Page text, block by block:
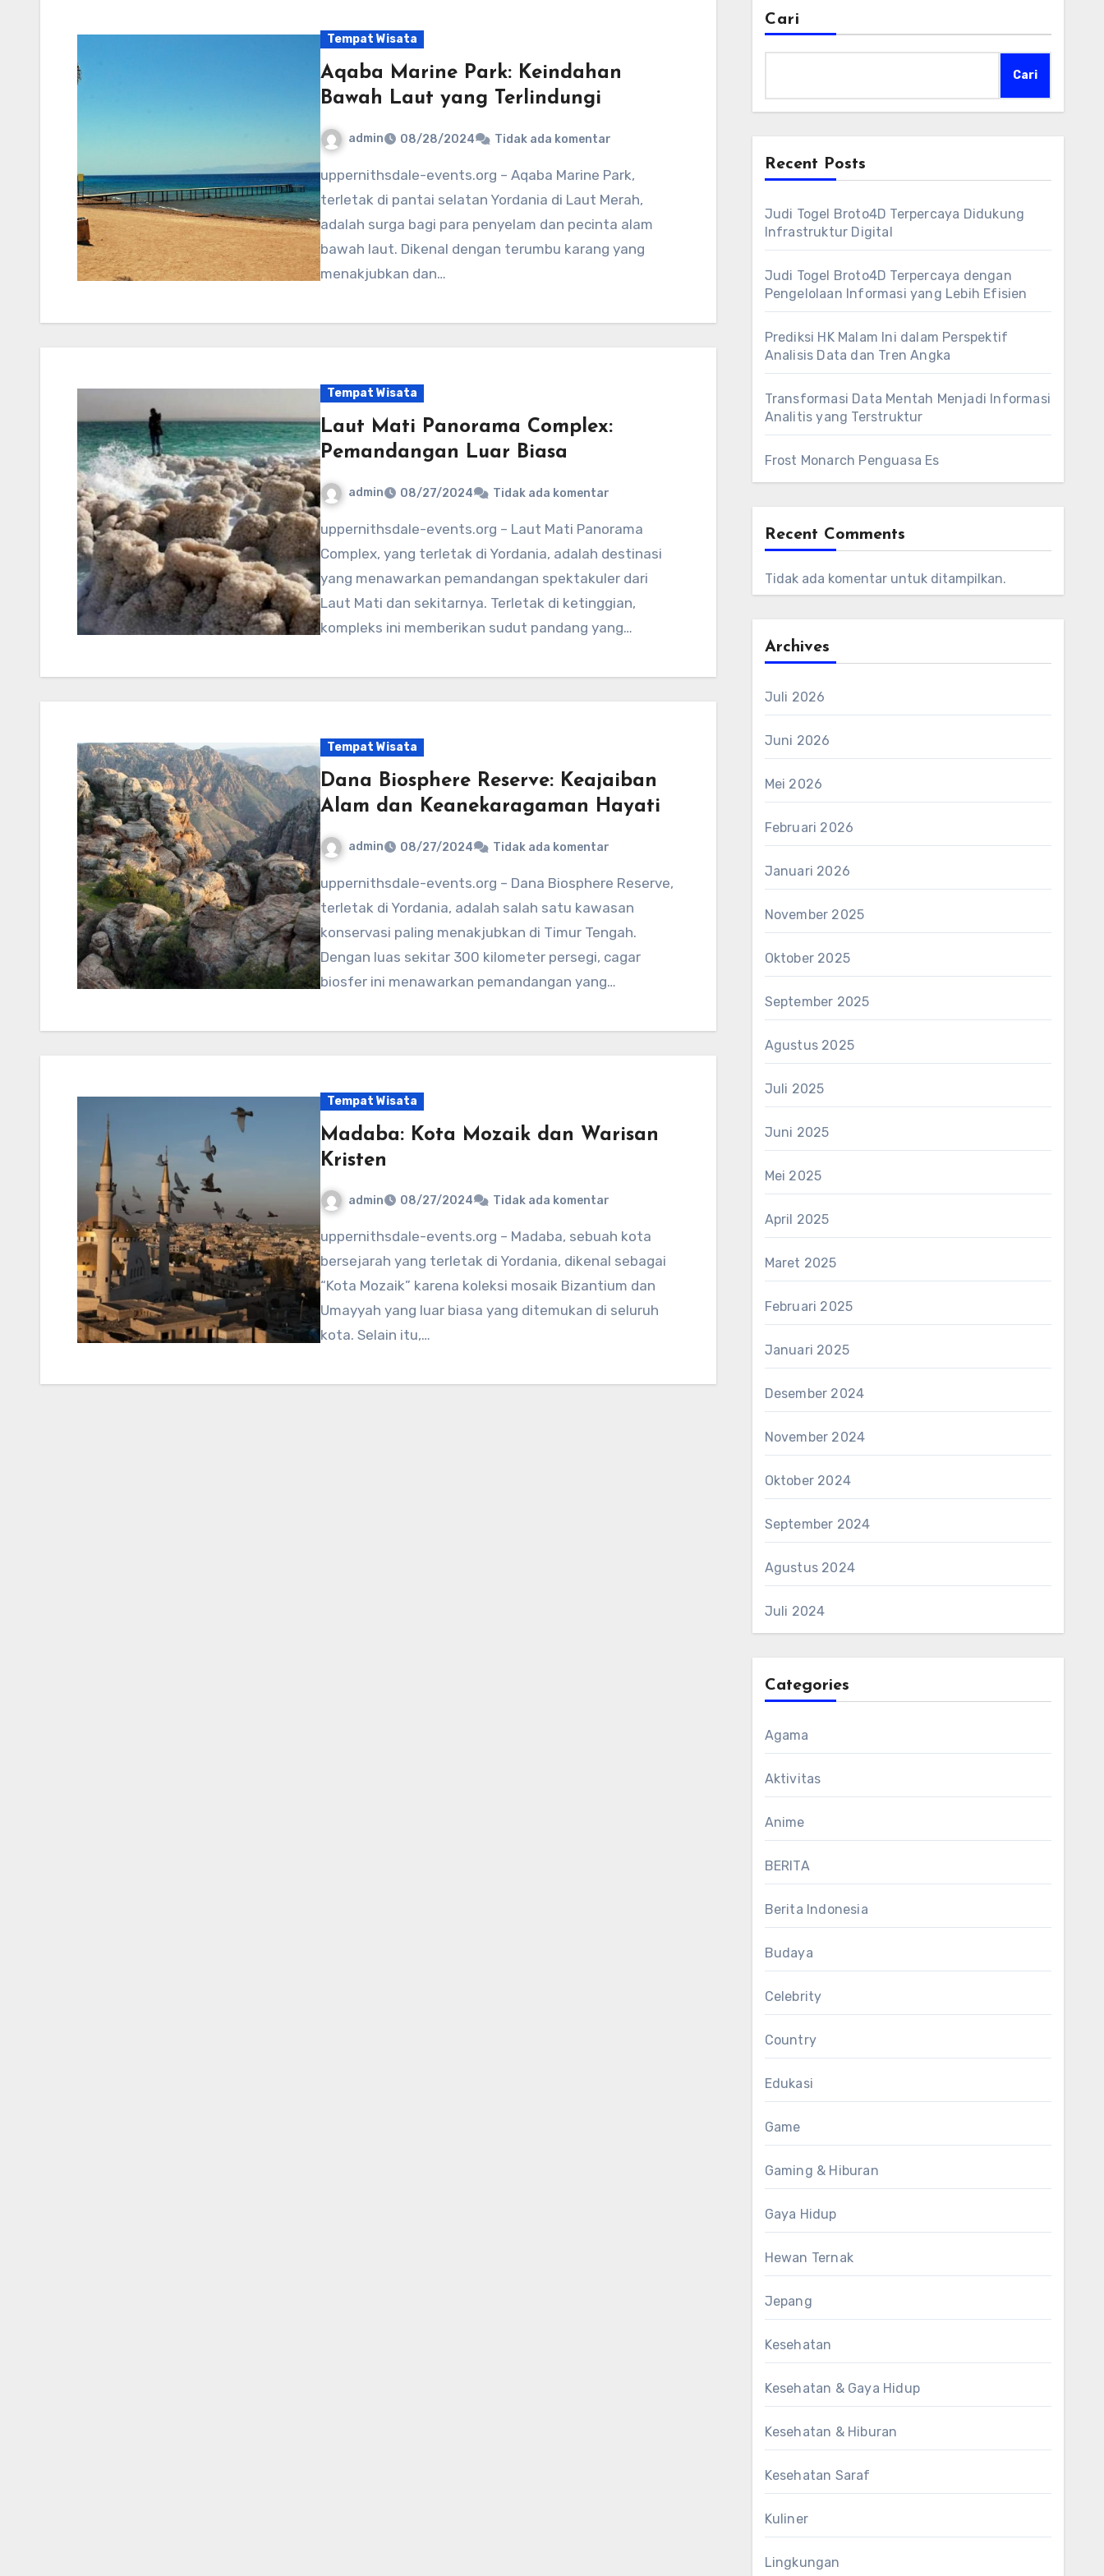
Tempat Wisata
Aqaba Marine Park: Keindahan
Bawah Laut yang Terlindungi
admin 08/28/2024 Tidak ada komentar
uppernithsdale-events.org – Aqaba Marine Park,
terletak di pantai selatan Yordania di Laut Merah,
adalah surga bagi para penyelam dan pecinta alam
bawah laut. Dikenal dengan terumbu karang yang
menakjubkan dan…
Tempat Wisata
Laut Mati Panorama Complex:
Pemandangan Luar Biasa
admin 08/27/2024 Tidak ada komentar
uppernithsdale-events.org – Laut Mati Panorama
Complex, yang terletak di Yordania, adalah destinasi
yang menawarkan pemandangan spektakuler dari
Laut Mati dan sekitarnya. Terletak di ketinggian,
kompleks ini memberikan sudut pandang yang…
Tempat Wisata
Dana Biosphere Reserve: Keajaiban
Alam dan Keanekaragaman Hayati
admin 08/27/2024 Tidak ada komentar
uppernithsdale-events.org – Dana Biosphere Reserve,
terletak di Yordania, adalah salah satu kawasan
konservasi paling menakjubkan di Timur Tengah.
Dengan luas sekitar 300 kilometer persegi, cagar
biosfer ini menawarkan pemandangan yang…
Tempat Wisata
Madaba: Kota Mozaik dan Warisan
Kristen
admin 08/27/2024 Tidak ada komentar
uppernithsdale-events.org – Madaba, sebuah kota
bersejarah yang terletak di Yordania, dikenal sebagai
“Kota Mozaik” karena koleksi mosaik Bizantium dan
Umayyah yang luar biasa yang ditemukan di seluruh
kota. Selain itu,…
Cari
Cari
Recent Posts
Judi Togel Broto4D Terpercaya Didukung
Infrastruktur Digital
Judi Togel Broto4D Terpercaya dengan
Pengelolaan Informasi yang Lebih Efisien
Prediksi HK Malam Ini dalam Perspektif
Analisis Data dan Tren Angka
Transformasi Data Mentah Menjadi Informasi
Analitis yang Terstruktur
Frost Monarch Penguasa Es
Recent Comments
Tidak ada komentar untuk ditampilkan.
Archives
Juli 2026
Juni 2026
Mei 2026
Februari 2026
Januari 2026
November 2025
Oktober 2025
September 2025
Agustus 2025
Juli 2025
Juni 2025
Mei 2025
April 2025
Maret 2025
Februari 2025
Januari 2025
Desember 2024
November 2024
Oktober 2024
September 2024
Agustus 2024
Juli 2024
Categories
Agama
Aktivitas
Anime
BERITA
Berita Indonesia
Budaya
Celebrity
Country
Edukasi
Game
Gaming & Hiburan
Gaya Hidup
Hewan Ternak
Jepang
Kesehatan
Kesehatan & Gaya Hidup
Kesehatan & Hiburan
Kesehatan Saraf
Kuliner
Lingkungan